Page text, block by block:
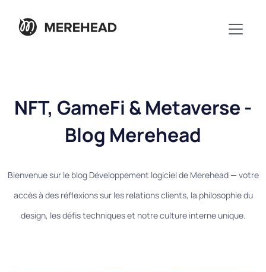
NFT, GameFi & Metaverse -
Blog Merehead
Bienvenue sur le blog Développement logiciel de Merehead — votre
accès à des réflexions sur les relations clients, la philosophie du
design, les défis techniques et notre culture interne unique.